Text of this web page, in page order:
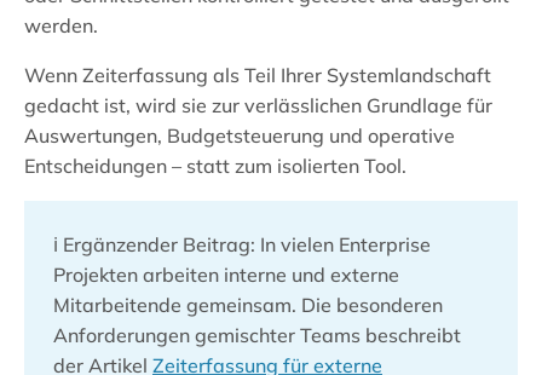
werden.
Wenn Zeiterfassung als Teil Ihrer Systemlandschaft
gedacht ist, wird sie zur verlässlichen Grundlage für
Auswertungen, Budgetsteuerung und operative
Entscheidungen – statt zum isolierten Tool.
ℹ️ Ergänzender Beitrag: In vielen Enterprise
Projekten arbeiten interne und externe
Mitarbeitende gemeinsam. Die besonderen
Anforderungen gemischter Teams beschreibt
der Artikel Zeiterfassung für externe